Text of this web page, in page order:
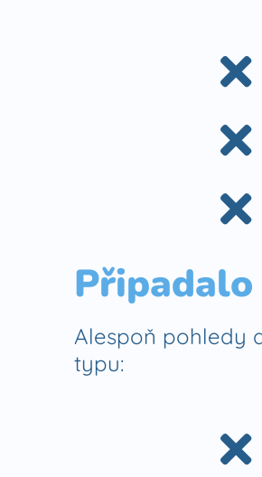
Připadalo
Alespoň pohledy
typu: